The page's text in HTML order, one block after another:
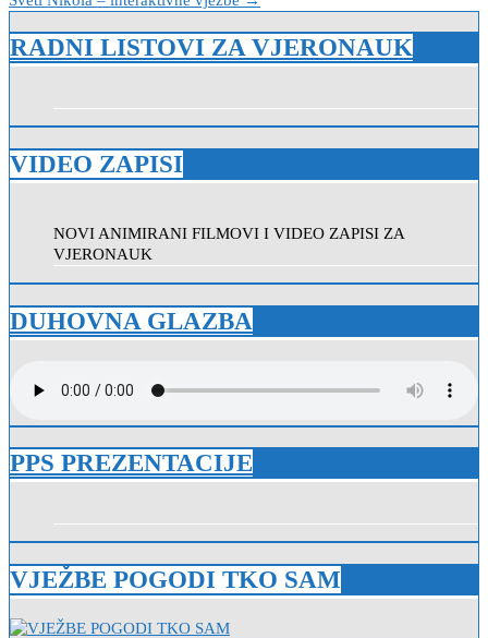
RADNI LISTOVI ZA VJERONAUK
VIDEO ZAPISI
NOVI ANIMIRANI FILMOVI I VIDEO ZAPISI ZA
VJERONAUK
DUHOVNA GLAZBA
PPS PREZENTACIJE
VJEŽBE POGODI TKO SAM